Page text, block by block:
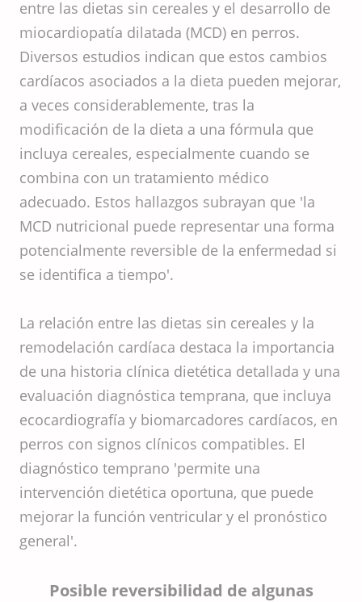
entre las dietas sin cereales y el desarrollo de
miocardiopatía dilatada (MCD) en perros.
Diversos estudios indican que estos cambios
cardíacos asociados a la dieta pueden mejorar,
a veces considerablemente, tras la
modificación de la dieta a una fórmula que
incluya cereales, especialmente cuando se
combina con un tratamiento médico
adecuado. Estos hallazgos subrayan que 'la
MCD nutricional puede representar una forma
potencialmente reversible de la enfermedad si
se identifica a tiempo'.
La relación entre las dietas sin cereales y la
remodelación cardíaca destaca la importancia
de una historia clínica dietética detallada y una
evaluación diagnóstica temprana, que incluya
ecocardiografía y biomarcadores cardíacos, en
perros con signos clínicos compatibles. El
diagnóstico temprano 'permite una
intervención dietética oportuna, que puede
mejorar la función ventricular y el pronóstico
general'.
Posible reversibilidad de algunas